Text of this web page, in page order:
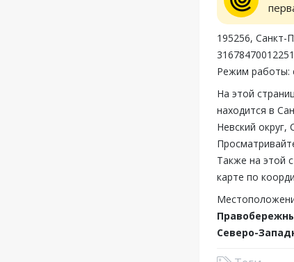
195256, Санкт-
Режим работы:
На этой
находится в
Невский округ,
Также на этой
карте по
Северо-